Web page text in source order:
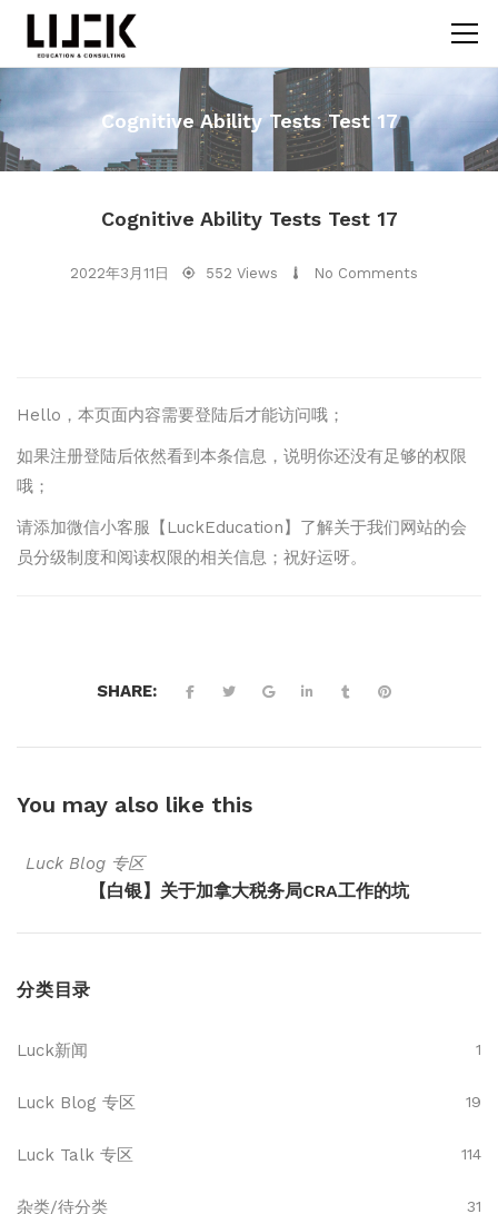
Cognitive Ability Tests Test 17
Cognitive Ability Tests Test 17
2022年3月11日 552 Views No Comments
Hello，本页面内容需要登陆后才能访问哦；
如果注册登陆后依然看到本条信息，说明你还没有足够的权限
哦；
请添加微信小客服【LuckEducation】了解关于我们网站的会
员分级制度和阅读权限的相关信息；祝好运呀。
SHARE:
You may also like this
Luck Blog 专区
【白银】关于加拿大税务局CRA工作的坑
分类目录
Luck新闻 1
Luck Blog 专区 19
Luck Talk 专区 114
杂类/待分类 31